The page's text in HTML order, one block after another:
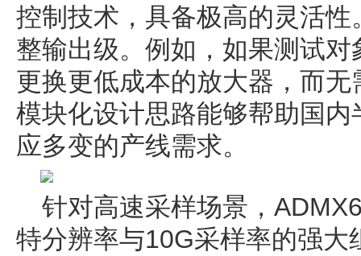
控制技术，具备极高的灵活
整输出级。例如，如果测试
更换更低成本的放大器，而
模块化设计思路能够帮助国
应多变的产线需求。
针对高速采样场景，
特分辨率与10G采样率的强